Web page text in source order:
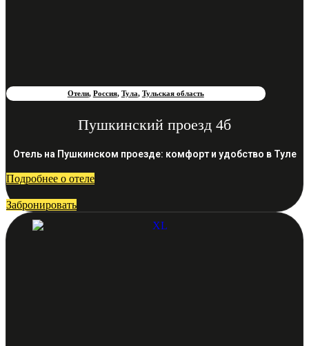
Отели, Россия, Тула, Тульская область
Пушкинский проезд 4б
Отель на Пушкинском проезде: комфорт и удобство в Туле
Подробнее о отеле
Забронировать